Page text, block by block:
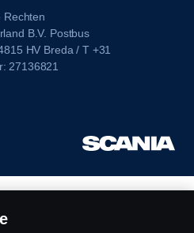
Rechten
B.V. Postbus
HV Breda / T +31
27136821